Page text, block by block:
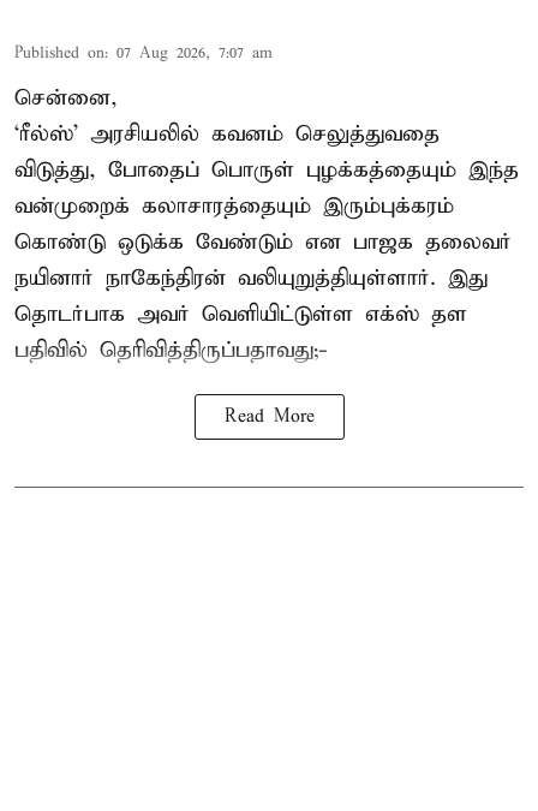
Published on: 07 Aug 2026, 7:07 am
சென்னை,
‘ரீல்ஸ்’ அரசியலில் கவனம் செலுத்துவதை
விடுத்து, போதைப் பொருள் புழக்கத்தையும் இந்த
வன்முறைக் கலாசாரத்தையும் இரும்புக்கரம்
கொண்டு ஒடுக்க வேண்டும் என பாஜக தலைவர்
நயினார் நாகேந்திரன் வலியுறுத்தியுள்ளார். இது
தொடர்பாக அவர் வெளியிட்டுள்ள எக்ஸ் தள
பதிவில் தெரிவித்திருப்பதாவது;-
Read More